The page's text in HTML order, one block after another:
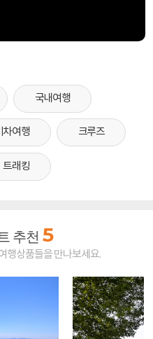
국내여행
차여행 크루즈
트래킹
추천 5
행상품들을 만나보세요.